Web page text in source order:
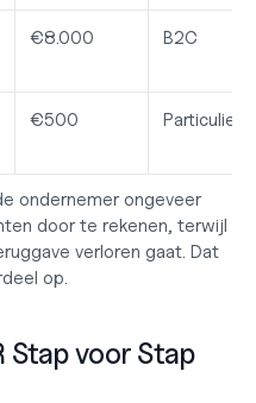
€8.000 B2C
€500
ondernemer ongeveer
door te rekenen, terwijl
verloren gaat. Dat
op.
Stap voor Stap